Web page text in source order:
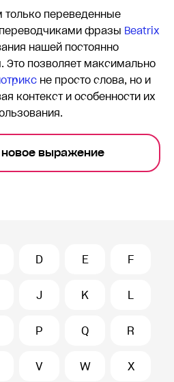
только переведенные
фразы Beatrix
нашей постоянно
позволяет максимально
не просто слова, но и
контекст и особенности их
новое выражение
D E F
J K L
P Q R
V W X